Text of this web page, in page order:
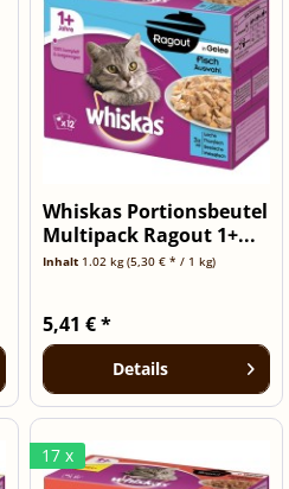
Whiskas Portionsbeutel
Multipack Ragout 1+...
Inhalt 1.02 kg(5,30 € * / 1 kg)
5,41 € *
Details
17 x